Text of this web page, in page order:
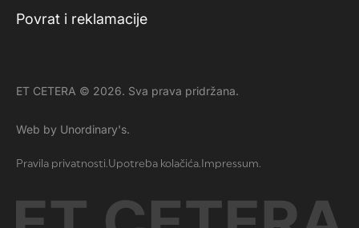
Povrat i reklamacije
ET CETERA © 2026. Sva prava pridržana.
Web by Unordinary's.
Pravila privatnosti.Upotreba kolačića. Impressum.